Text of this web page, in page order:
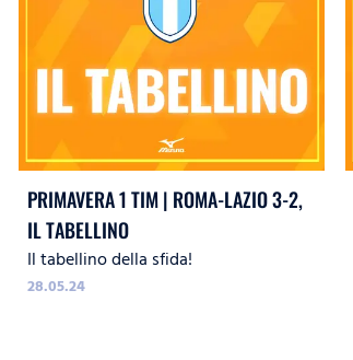
PRIMAVERA 1 TIM | ROMA-LAZIO 3-2,
IL TABELLINO
Il tabellino della sfida!
28.05.24